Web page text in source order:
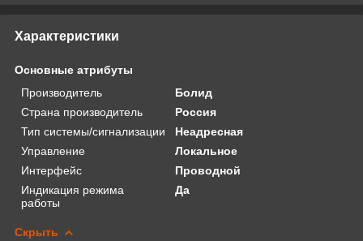
Характеристики
Основные атрибуты
Производитель
Болид
Страна производитель
Россия
Тип системы/сигнализации
Неадресная
Управление
Локальное
Интерфейс
Проводной
Индикация режима
работы
Да
Скрыть